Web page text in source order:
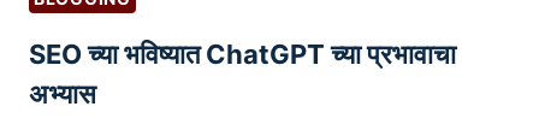
S
सा
SEO च्या भविष्यात ChatGPT च्या प्रभावाचा
अभ्यास